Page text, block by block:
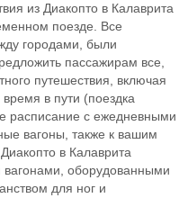
из Диакопто в Калаврита
поезде. Все
городами, были
пассажирам все,
путешествия, включая
в пути (поездка
расписание с ежедневными
вагоны, также к вашим
в Калаврита
оборудованными
для ног и